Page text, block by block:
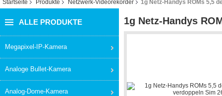
Startseite Produkte Netzwerk-Videorekorder 1g Netz-Handys ROMs 5,5
ALLE PRODUKTE
Megapixel-IP-Kamera
Analoge Bullet-Kamera
Analog-Dome-Kamera
1g Netz-Handys